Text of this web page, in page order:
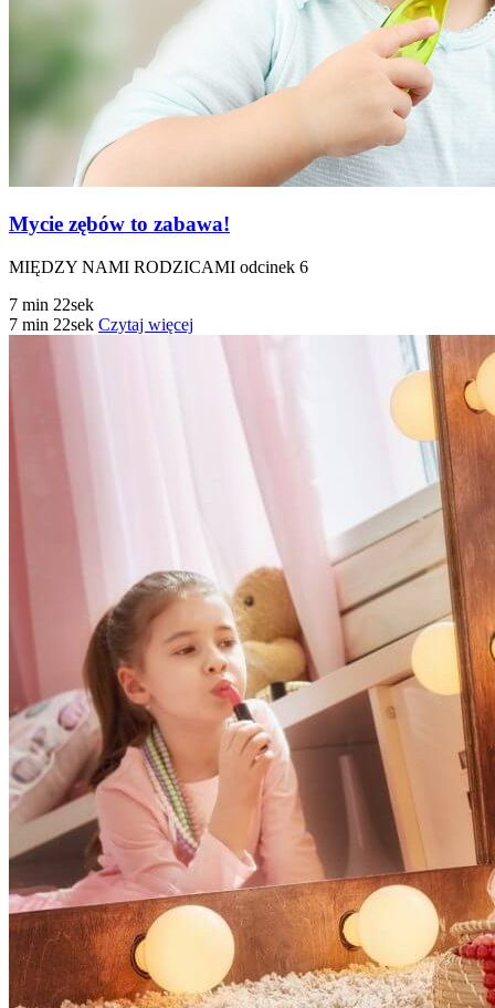
Mycie zębów to zabawa!
MIĘDZY NAMI RODZICAMI odcinek 6
7 min 22sek
7 min 22sek Czytaj więcej